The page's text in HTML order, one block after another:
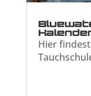
Hier